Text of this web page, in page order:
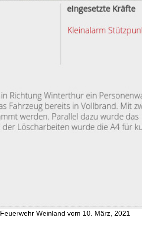
Feuerwehr Weinland vom 10. März, 2021